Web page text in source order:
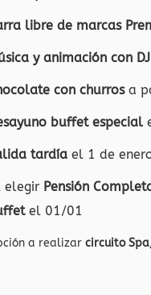
libre de marcas
y animación con DJ
con churrosa
buffet especial
tardía el 1 de
elegir Pensión
el 01/01
a realizar circuito